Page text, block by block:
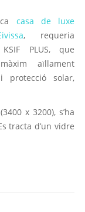
casa de luxe
, requeria
PLUS, que
aïllament
protecció solar,
x 3200), s’ha
tracta d’un vidre